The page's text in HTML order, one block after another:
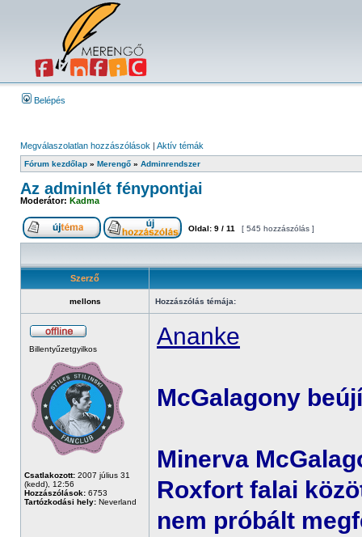
Belépés
Megválaszolatlan hozzászólások | Aktív témák
Fórum kezdőlap » Merengő » Adminrendszer
Az adminlét fénypontjai
Moderátor: Kadma
Oldal: 9 / 11 [ 545 hozzászólás ]
Szerző
mellons Hozzászólás témája:
Billentyűzetgyilkos
Csatlakozott: 2007 július 31
(kedd), 12:56
Hozzászólások: 6753
Tartózkodási hely: Neverland
Ananke
McGalagony
Minerva
Roxfort falai
nem próbált